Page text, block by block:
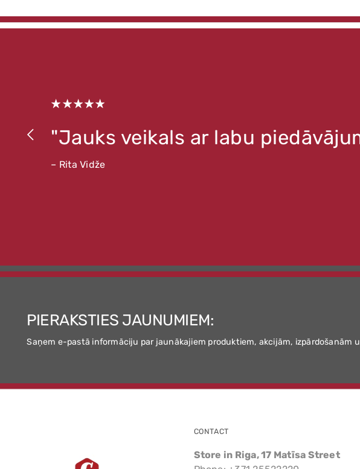
"Jauks veikals ar labu
– Rita Vidže
PIERAKSTIES JAUNUMIEM:
Saņem e-pastā informāciju par jaunākajiem produktiem, akcijām, izpārdošanām
CONTACT
Store in Riga, 17 Matīsa Street